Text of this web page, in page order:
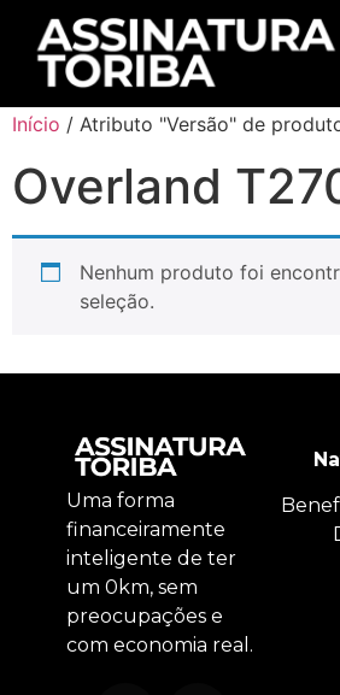
Início / Atributo "Versão" de
Overland
Nenhum produto foi
seleção.
Uma forma
financeiramente
inteligente de ter
um 0km, sem
preocupações e
com economia real.